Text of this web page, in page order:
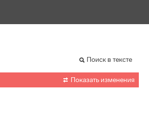
Поиск в тексте
 Показать изменения